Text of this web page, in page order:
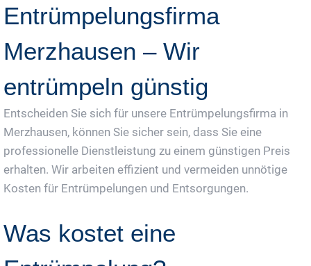
Entrümpelungsfirma
Merzhausen – Wir
entrümpeln günstig
Entscheiden Sie sich für unsere Entrümpelungsfirma in
Merzhausen, können Sie sicher sein, dass Sie eine
professionelle Dienstleistung zu einem günstigen Preis
erhalten. Wir arbeiten effizient und vermeiden unnötige
Kosten für Entrümpelungen und Entsorgungen.
Was kostet eine